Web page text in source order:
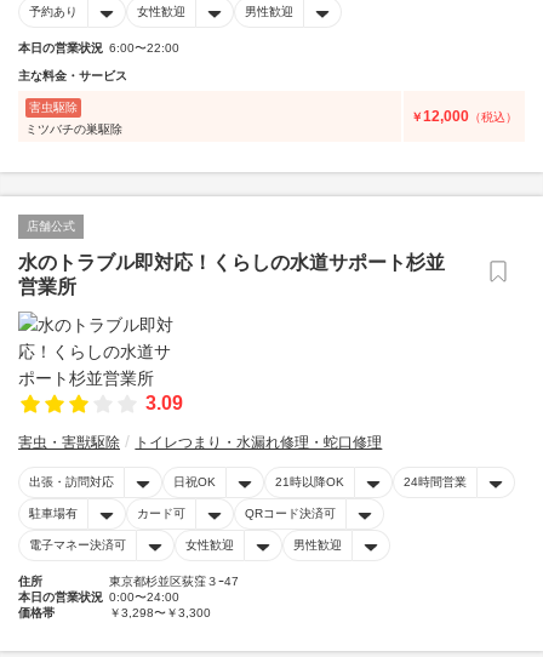
予約あり 女性歓迎 男性歓迎
本日の営業状況 6:00〜22:00
主な料金・サービス
害虫駆除
ミツバチの巣駆除
￥12,000 （税込）
店舗公式
水のトラブル即対応！くらしの水道サポート杉並
営業所
3.09
害虫・害獣駆除 トイレつまり・水漏れ修理・蛇口修理
出張・訪問対応 日祝OK 21時以降OK 24時間営業
駐車場有 カード可 QRコード決済可
電子マネー決済可 女性歓迎 男性歓迎
住所
東京都杉並区荻窪３ｰ47
本日の営業状況 0:00〜24:00
価格帯
￥3,298〜￥3,300